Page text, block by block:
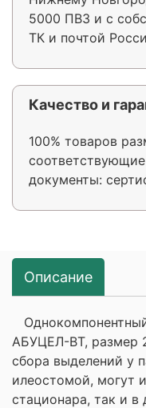
5000 ПВЗ и с
ТК и почтой
Качество и
100% товаров
документы:
Описание
АБУЦЕЛ-ВТ, размер
сбора выделений у
илеостомой, могут
стационара, так и